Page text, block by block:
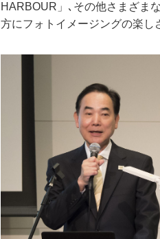
HARBOUR」､その他さまざま
方にフォトイメージングの楽し